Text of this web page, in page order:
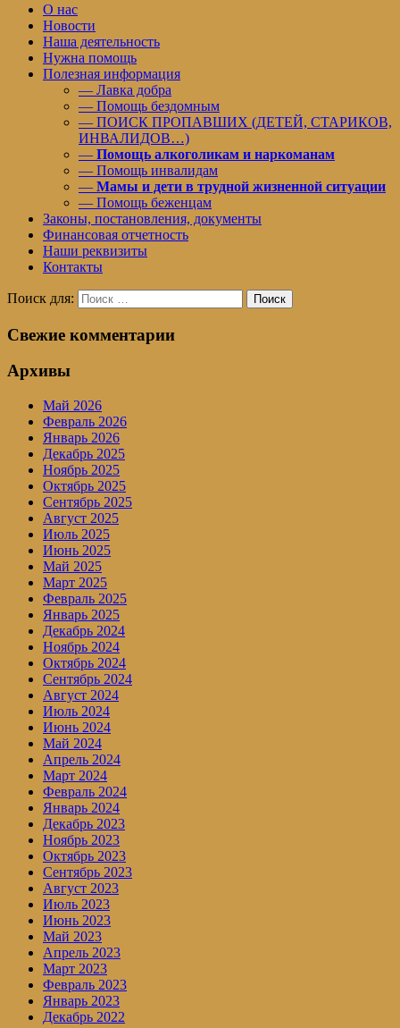
О нас
Новости
Наша деятельность
Нужна помощь
Полезная информация
— Лавка добра
— Помощь бездомным
— ПОИСК ПРОПАВШИХ (ДЕТЕЙ, СТАРИКОВ,
ИНВАЛИДОВ…)
— Помощь алкоголикам и наркоманам
— Помощь инвалидам
— Мамы и дети в трудной жизненной ситуации
— Помощь беженцам
Законы, постановления, документы
Финансовая отчетность
Наши реквизиты
Контакты
Поиск для: Поиск
Свежие комментарии
Архивы
Май 2026
Февраль 2026
Январь 2026
Декабрь 2025
Ноябрь 2025
Октябрь 2025
Сентябрь 2025
Август 2025
Июль 2025
Июнь 2025
Май 2025
Март 2025
Февраль 2025
Январь 2025
Декабрь 2024
Ноябрь 2024
Октябрь 2024
Сентябрь 2024
Август 2024
Июль 2024
Июнь 2024
Май 2024
Апрель 2024
Март 2024
Февраль 2024
Январь 2024
Декабрь 2023
Ноябрь 2023
Октябрь 2023
Сентябрь 2023
Август 2023
Июль 2023
Июнь 2023
Май 2023
Апрель 2023
Март 2023
Февраль 2023
Январь 2023
Декабрь 2022